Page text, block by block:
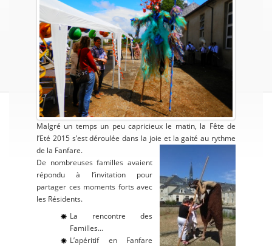
Malgré un temps un peu capricieux le matin, la Fête de
l’Eté 2015 s’est déroulée dans la joie et la gaité au rythme
de la Fanfare.
De nombreuses familles avaient
répondu à l’invitation pour
partager ces moments forts avec
les Résidents.
La rencontre des
Familles…
L’apéritif en Fanfare